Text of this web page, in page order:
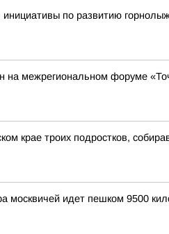
по развитию
на межрегиональном форуме
крае троих подростков,
москвичей идет пешком 9500